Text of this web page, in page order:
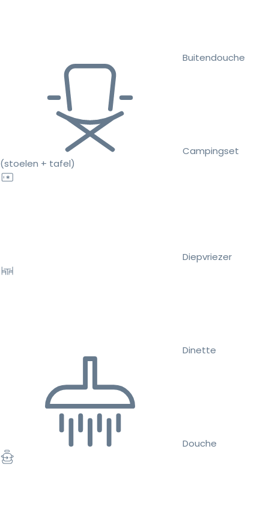
Buitendouche
Campingset
(stoelen + tafel)
Diepvriezer
Dinette
Douche